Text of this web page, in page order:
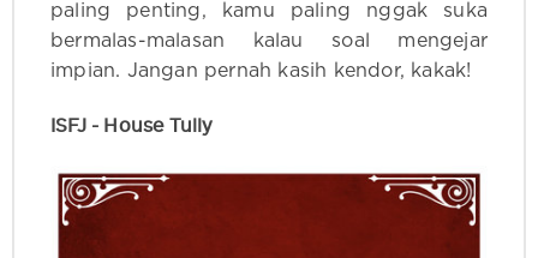
paling penting, kamu paling nggak suka
bermalas-malasan kalau soal mengejar
impian. Jangan pernah kasih kendor, kakak!
ISFJ - House Tully